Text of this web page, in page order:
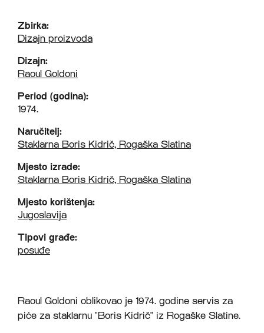
Zbirka:
Dizajn proizvoda
Dizajn:
Raoul Goldoni
Period (godina):
1974.
Naručitelj:
Staklarna Boris Kidrič, Rogaška Slatina
Mjesto izrade:
Staklarna Boris Kidrič, Rogaška Slatina
Mjesto korištenja:
Jugoslavija
Tipovi građe:
posuđe
Raoul Goldoni oblikovao je 1974. godine servis za
piće za staklarnu "Boris Kidrič" iz Rogaške Slatine.